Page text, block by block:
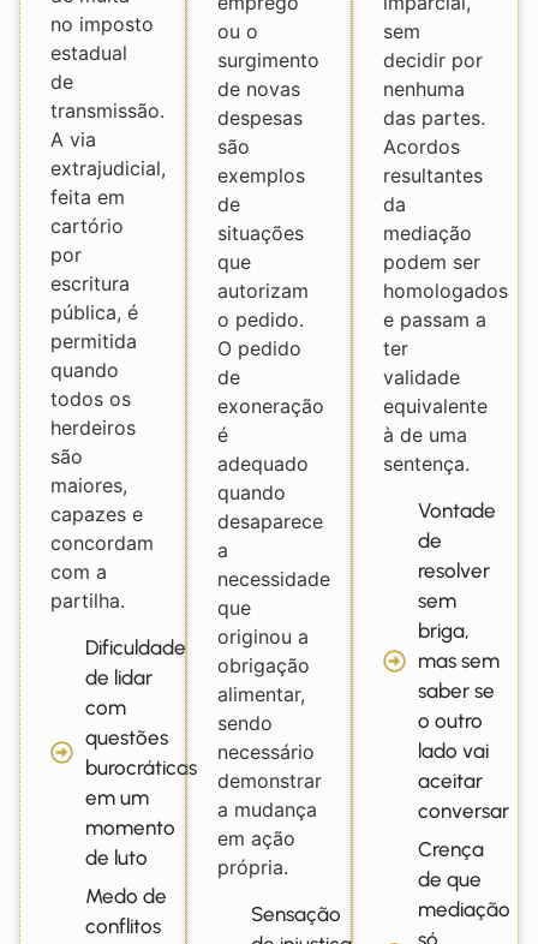
no imposto
estadual
de
transmissão.
A via
extrajudicial,
feita em
cartório
por
escritura
pública, é
permitida
quando
todos os
herdeiros
são
maiores,
capazes e
concordam
com a
partilha.
Dificuldade
de lidar
com
questões
burocráticas
em um
momento
de luto
Medo de
conflitos
ou o
surgimento
de novas
despesas
são
exemplos
de
situações
que
autorizam
o pedido.
O pedido
de
exoneração
é
adequado
quando
desaparece
a
necessidade
que
originou a
obrigação
alimentar,
sendo
necessário
demonstrar
a mudança
em ação
própria.
Sensação
sem
decidir por
nenhuma
das partes.
Acordos
resultantes
da
mediação
podem ser
homologados
e passam a
ter
validade
equivalente
à de uma
sentença.
Vontade
de
resolver
sem
briga,
mas sem
saber se
o outro
lado vai
aceitar
conversar
Crença
de que
mediação
só